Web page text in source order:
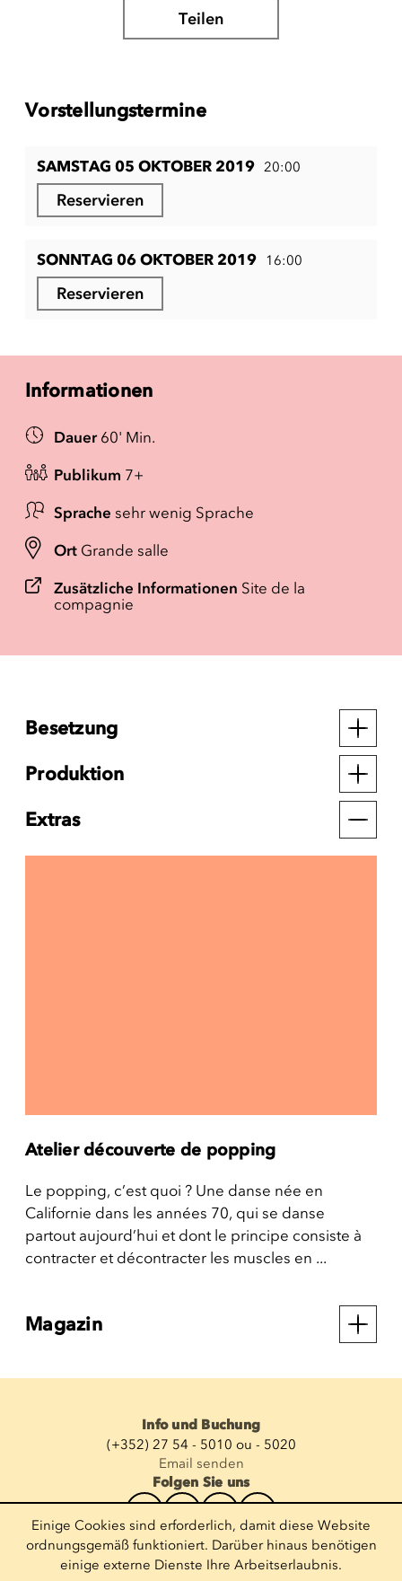
Teilen
Vorstellungstermine
SAMSTAG 05 OKTOBER 2019 20:00
Reservieren
SONNTAG 06 OKTOBER 2019 16:00
Reservieren
Informationen
Dauer 60' Min.
Publikum 7+
Sprache sehr wenig Sprache
Ort Grande salle
Zusätzliche Informationen Site de la
compagnie
Besetzung
Produktion
Extras
Atelier découverte de popping
Le popping, c’est quoi ? Une danse née en
Californie dans les années 70, qui se danse
partout aujourd’hui et dont le principe consiste à
contracter et décontracter les muscles en ...
Magazin
Info und Buchung
(+352) 27 54 - 5010 ou - 5020
Email senden
Folgen Sie uns
Newsletter abonnieren
E-Mail eingeben
Einige Cookies sind erforderlich, damit diese Website
ordnungsgemäß funktioniert. Darüber hinaus benötigen
einige externe Dienste Ihre Arbeitserlaubnis.